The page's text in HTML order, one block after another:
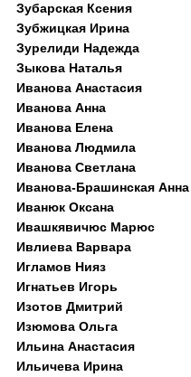
Зубарская Ксения
Зубжицкая Ирина
Зурелиди Надежда
Зыкова Наталья
Иванова Анастасия
Иванова Анна
Иванова Елена
Иванова Людмила
Иванова Светлана
Иванова-Брашинская Анна
Иванюк Оксана
Ивашкявичюс Марюс
Ивлиева Варвара
Игламов Нияз
Игнатьев Игорь
Изотов Дмитрий
Изюмова Ольга
Ильина Анастасия
Ильичева Ирина